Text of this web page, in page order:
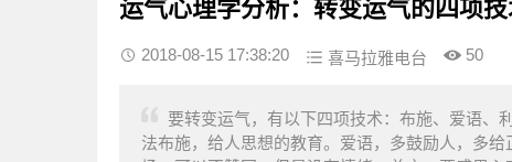
运气心理学分析：转变运气的四项技
2018-08-15 17:38:20 喜马拉雅电台 50
要转变运气，有以下四项技术：布施、爱语、
法布施，给人思想的教育。爱语，多鼓励人，多